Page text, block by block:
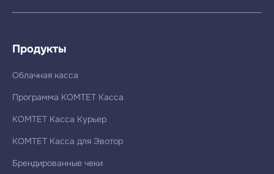
Продукты
Облачная касса
Программа КОМТЕТ Касса
КОМТЕТ Касса Курьер
КОМТЕТ Касса для Эвотор
Брендированные чеки